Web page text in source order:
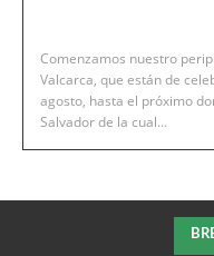
Comenzamos nuestro
Valcarca, que están de
agosto, hasta el próximo
Salvador de la cual...